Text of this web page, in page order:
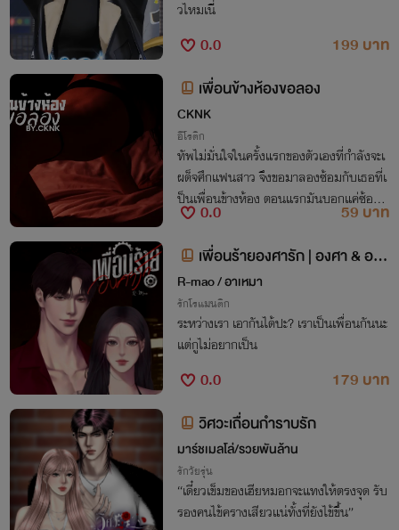
วไหมเนี่
0.0
199 บาท
เพื่อนข้างห้องขอลอง
CKNK
อีโรติก
ทัพไม่มั่นใจในครั้งแรกของตัวเองที่กำลังจะเ
ผด็จศึกแฟนสาว จึงขอมาลองซ้อมกับเธอที่เ
ป็นเพื่อนข้างห้อง ตอนแรกมันบอกแค่ซ้อมไ
ม่ได้ทำจริง แต่ไม่รู้ว่าซ้อมยังไงของใหญ่ของ
มันถึงเสียบเข้ามาในตัวของเธอ!
0.0
59 บาท
เพื่อนร้ายองศารัก | องศา & ออ
ม
R-mao / อาเหมา
รักโรแมนติก
ระหว่างเรา เอากันได้ปะ? เราเป็นเพื่อนกันนะ
แต่กูไม่อยากเป็น
0.0
179 บาท
วิศวะเถื่อนกำราบรัก
มาร์ชเมลโล่/รวยพันล้าน
รักวัยรุ่น
“เดี๋ยวเข็มของเฮียหมอกจะแทงให้ตรงจุด รับ
รองคนไข้ครางเสียวแน่ทั้งที่ยังไข้ขึ้น”